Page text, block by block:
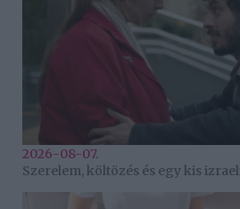
2026-08-07.
Szerelem, költözés és egy kis